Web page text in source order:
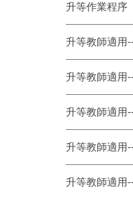
升等作業程序
升等教師適用
升等教師適用
升等教師適用
升等教師適用
升等教師適用